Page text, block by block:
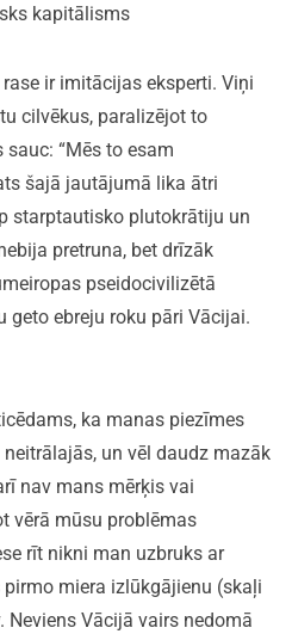
kapitālisms
ir imitācijas eksperti. Viņi
cilvēkus, paralizējot to
“Mēs to esam
šajā jautājumā lika ātri
starptautisko plutokrātiju un
pretruna, bet drīzāk
pseidocivilizētā
geto ebreju roku pāri Vācijai.
ka manas piezīmes
un vēl daudz mazāk
nav mans mērķis vai
vērā mūsu problēmas
rīt nikni man uzbruks ar
miera izlūkgājienu (skaļi
Vācijā vairs nedomā